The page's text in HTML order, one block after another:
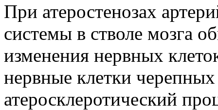
При атеростенозах
системы в стволе мозга
изменения нервных
нервные клетки
атеросклеротический